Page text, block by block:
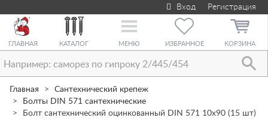
Вход Регистрация
ГЛАВНАЯ КАТАЛОГ
Toggle
МЕНЮ ИЗБРАННОЕ КОРЗИНА
Главная
Сантехнический крепеж
Болты DIN 571 сантехнические
Болт сантехнический оцинкованный DIN 571 10х90 (15 шт)